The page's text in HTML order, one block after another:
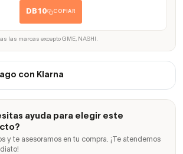
DB10 COPIAR
las marcas excepto GME, NASHI.
con Klarna
ayuda para elegir este
y te asesoramos en tu compra. ¡Te atendemos